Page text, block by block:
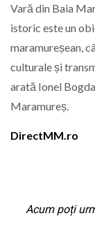
Vară din Baia
istoric este un
maramureșean,
culturale și
arată Ionel
Maramureș.
DirectMM.ro
Acum poți